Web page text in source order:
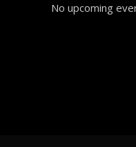
No upcoming